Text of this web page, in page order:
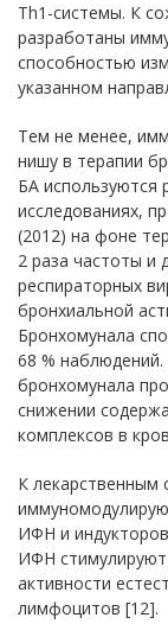
Тh1-системы. К
разработаны
способностью
указанном
Тем не менее,
нишу в терапии
БА используются
исследованиях,
(2012) на фоне
2 раза частоты и
респираторных
бронхиальной
Бронхомунала
68 %
бронхомунала
снижении
комплексов в
К
ИФН и
ИФН
активности
лимфоцитов [12].